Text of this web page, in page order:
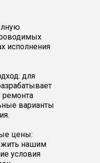
исполнения
для
ремонта
варианты
цены:
нашим
условия